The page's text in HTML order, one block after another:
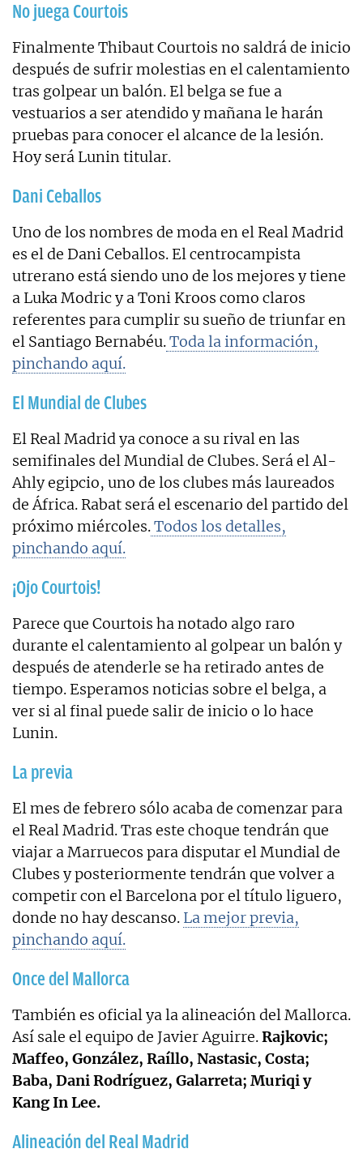
No juega Courtois
Finalmente Thibaut Courtois no saldrá de inicio
después de sufrir molestias en el calentamiento
tras golpear un balón. El belga se fue a
vestuarios a ser atendido y mañana le harán
pruebas para conocer el alcance de la lesión.
Hoy será Lunin titular.
Dani Ceballos
Uno de los nombres de moda en el Real Madrid
es el de Dani Ceballos. El centrocampista
utrerano está siendo uno de los mejores y tiene
a Luka Modric y a Toni Kroos como claros
referentes para cumplir su sueño de triunfar en
el Santiago Bernabéu.Toda la información,
pinchando aquí.
El Mundial de Clubes
El Real Madrid ya conoce a su rival en las
semifinales del Mundial de Clubes. Será el Al-
Ahly egipcio, uno de los clubes más laureados
de África. Rabat será el escenario del partido del
próximo miércoles.Todos los detalles,
pinchando aquí.
¡Ojo Courtois!
Parece que Courtois ha notado algo raro
durante el calentamiento al golpear un balón y
después de atenderle se ha retirado antes de
tiempo. Esperamos noticias sobre el belga, a
ver si al final puede salir de inicio o lo hace
Lunin.
La previa
El mes de febrero sólo acaba de comenzar para
el Real Madrid. Tras este choque tendrán que
viajar a Marruecos para disputar el Mundial de
Clubes y posteriormente tendrán que volver a
competir con el Barcelona por el título liguero,
donde no hay descanso. La mejor previa,
pinchando aquí.
Once del Mallorca
También es oficial ya la alineación del Mallorca.
Así sale el equipo de Javier Aguirre.Rajkovic;
Maffeo, González, Raíllo, Nastasic, Costa;
Baba, Dani Rodríguez, Galarreta; Muriqi y
Kang In Lee.
Alineación del Real Madrid